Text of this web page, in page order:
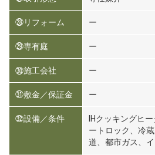
㉘リフォーム ー
㉙専有庭 ー
㉚施工会社 ー
㉛敷金／保証金 ー
㉜設備／条件
IHクッキングヒ
ートロック、冷
道、都市ガス、